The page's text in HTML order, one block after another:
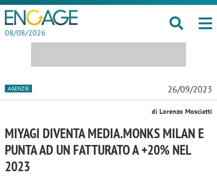
08/08/2026
AGENZIE 26/09/2023
di Lorenzo Mosciatti
MIYAGI DIVENTA MEDIA.MONKS MILAN E
PUNTA AD UN FATTURATO A +20% NEL
2023